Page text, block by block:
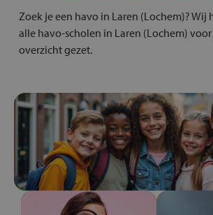
Zoek je een havo in Laren (Lochem)?
alle havo-scholen in Laren (Lochem)
overzicht gezet.